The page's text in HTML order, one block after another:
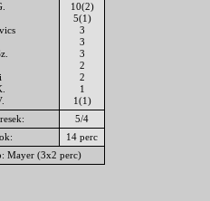
10(2)
5(1)
3
3
3
2
2
1
1(1)
5/4
14 perc
Mayer (3x2 perc)